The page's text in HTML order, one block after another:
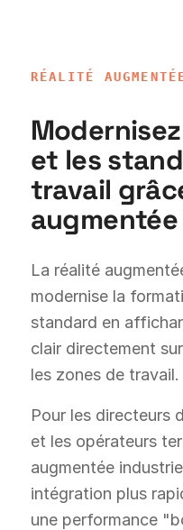
RÉALITÉ
et les
travail
La réalité
modernise la
standard en
clair directement
les zones de travail.
Pour les directeurs
et les opérateurs
augmentée
intégration plus
une performance